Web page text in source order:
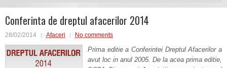
Conferinta de dreptul afacerilor 2014
28/02/2014 Afaceri No comments
Prima editie a Conferintei Dreptul Afacerilor a
avut loc in anul 2005. De la acea prima editie,